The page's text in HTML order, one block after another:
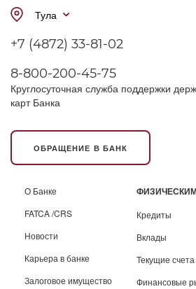
Тула
+7 (4872) 33-81-02
8-800-200-45-75
Круглосуточная служба поддержки
карт Банка
ОБРАЩЕНИЕ В БАНК
О Банке
FATCA /CRS
Новости
Карьера в банке
Залоговое имущество
Кредиты
Вклады
Текущие счета
Финансовые